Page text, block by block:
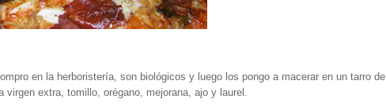
en la herboristería, son biológicos y luego los pongo a macerar en un tarro de
extra, tomillo, orégano, mejorana, ajo y laurel.